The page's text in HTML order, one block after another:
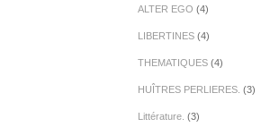
ALTER EGO (4)
LIBERTINES(4)
THEMATIQUES(4)
HUÎTRES PERLIERES. (3)
Littérature. (3)